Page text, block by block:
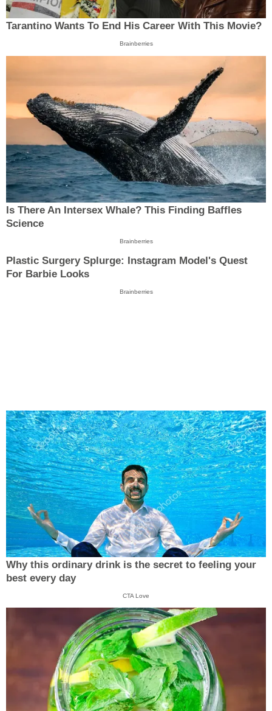
Tarantino Wants To End His Career With This Movie?
Brainberries
Is There An Intersex Whale? This Finding Baffles
Science
Brainberries
Plastic Surgery Splurge: Instagram Model's Quest
For Barbie Looks
Brainberries
Why this ordinary drink is the secret to feeling your
best every day
CTA Love